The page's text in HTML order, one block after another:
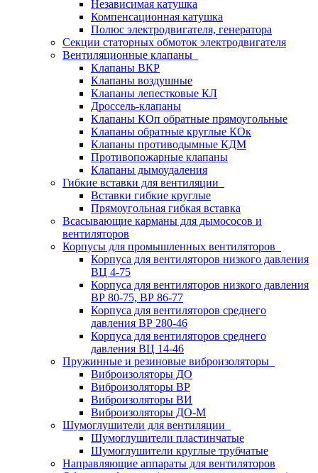
Независимая катушка
Компенсационная катушка
Полюс электродвигателя, генератора
Секции статорных обмоток электродвигателя
Вентиляционные клапаны
Клапаны ВКР
Клапаны воздушные
Клапаны лепестковые КЛ
Дроссель-клапаны
Клапаны КОп обратные прямоугольные
Клапаны обратные круглые КОк
Клапаны противодымные КДМ
Противопожарные клапаны
Клапаны дымоудаления
Гибкие вставки для вентиляции
Вставки гибкие круглые
Прямоугольная гибкая вставка
Всасывающие карманы для дымососов и
вентиляторов
Корпусы для промышленных вентиляторов
Корпуса для вентиляторов низкого давления
ВЦ 4-75
Корпуса для вентиляторов низкого давления
ВР 80-75, ВР 86-77
Корпуса для вентиляторов среднего
давления ВР 280-46
Корпуса для вентиляторов среднего
давления ВЦ 14-46
Пружинные и резиновые виброизоляторы
Виброизоляторы ДО
Виброизоляторы ВР
Виброизоляторы ВИ
Виброизоляторы ДО-М
Шумоглушители для вентиляции
Шумоглушители пластинчатые
Шумоглушители круглые трубчатые
Направляющие аппараты для вентиляторов